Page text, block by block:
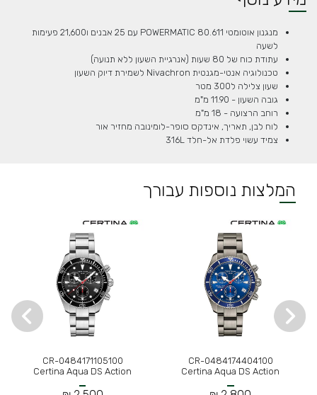
מנגנון אוטומטי POWERMATIC 80.611 עם 25 אבנים ו21,600 פעימות
לשעה
עתודת כוח של 80 שעות (אנרגיית השעון ללא תנועה)
טכנולוגיה אנטי-מגנטית Nivachron לשמירת דיוק השעון
שעון צלילה ל300 מטר
גובה השעון - 11.90 מ"מ
רוחב הרצועה - 18 מ"מ
לוח לבן, תאריך, אינדקס סופר-לומינובה מחזיר אור
צמיד עשוי פלדת אל-חלד 316L
המלצות נוספות עבורך
CR-0484174404100
Certina Aqua DS Action
CR-0484171105100
Certina Aqua DS Action